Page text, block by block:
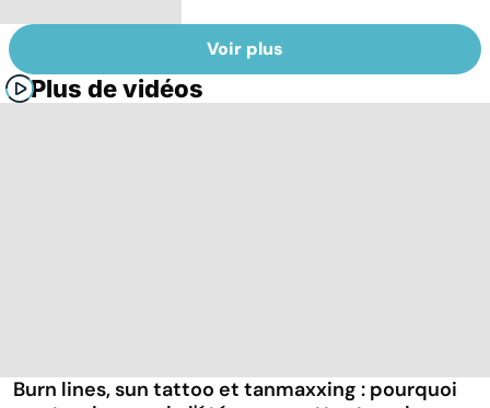
Voir plus
Plus de vidéos
Burn lines, sun tattoo et tanmaxxing : pourquoi